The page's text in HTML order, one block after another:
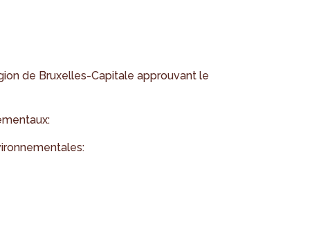
de Bruxelles-Capitale approuvant le